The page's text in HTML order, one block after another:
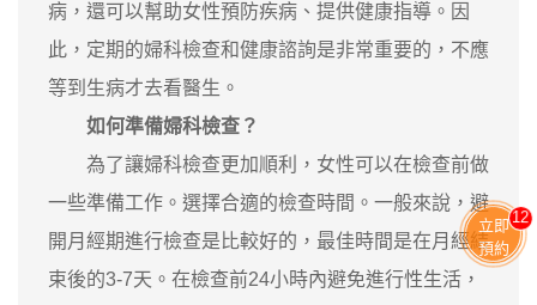
病，還可以幫助女性預防疾病、提供健康指導。因
此，定期的婦科檢查和健康諮詢是非常重要的，不應
等到生病才去看醫生。
如何準備婦科檢查？
為了讓婦科檢查更加順利，女性可以在檢查前做
一些準備工作。選擇合適的檢查時間。一般來說，避
開月經期進行檢查是比較好的，最佳時間是在月經結
束後的3-7天。在檢查前24小時內避免進行性生活，
立即
預約
13